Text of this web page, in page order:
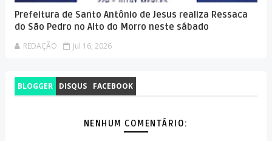
Prefeitura de Santo Antônio de Jesus realiza Ressaca
do São Pedro no Alto do Morro neste sábado
REDAÇÃO Jul 16, 2026
BLOGGER DISQUS FACEBOOK
NENHUM COMENTÁRIO: